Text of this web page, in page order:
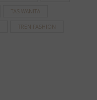
TAS WANITA
TREN FASHION